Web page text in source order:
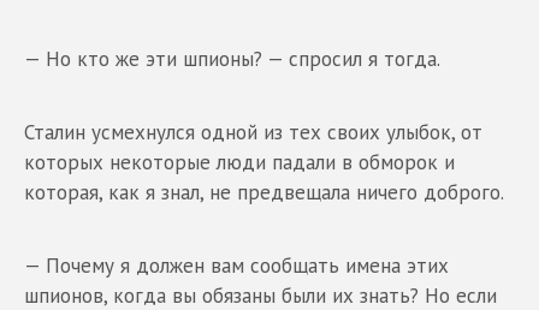
— Но кто же эти шпионы? — спросил я тогда.
Сталин усмехнулся одной из тех своих улыбок, от
которых некоторые люди падали в обморок и
которая, как я знал, не предвещала ничего доброго.
— Почему я должен вам сообщать имена этих
шпионов, когда вы обязаны были их знать? Но если